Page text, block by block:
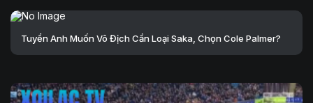
Tuyển Anh Muốn Vô Địch Cần Loại Saka, Chọn Cole Palmer?